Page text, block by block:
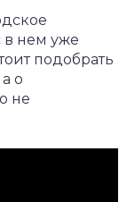
в нем уже
подобрать
о
не